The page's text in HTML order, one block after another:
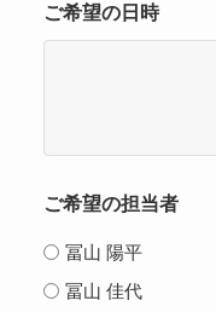
ご希望の日時
ご希望の担当者
冨山 陽平
冨山 佳代